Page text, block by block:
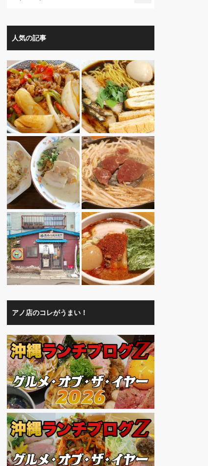
人気の記事
アノ店のコレがうまい！